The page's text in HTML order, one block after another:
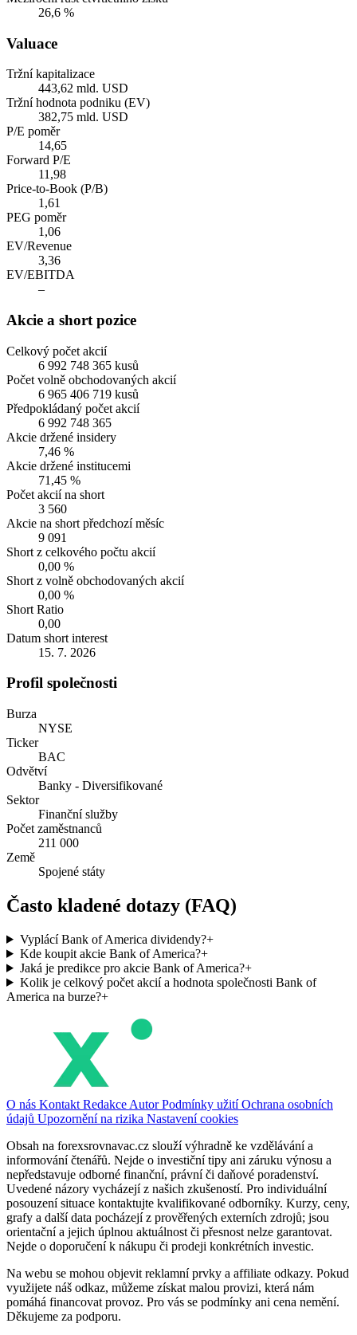
26,6 %
Valuace
Tržní kapitalizace
443,62 mld. USD
Tržní hodnota podniku (EV)
382,75 mld. USD
P/E poměr
14,65
Forward P/E
11,98
Price-to-Book (P/B)
1,61
PEG poměr
1,06
EV/Revenue
3,36
EV/EBITDA
–
Akcie a short pozice
Celkový počet akcií
6 992 748 365 kusů
Počet volně obchodovaných akcií
6 965 406 719 kusů
Předpokládaný počet akcií
6 992 748 365
Akcie držené insidery
7,46 %
Akcie držené institucemi
71,45 %
Počet akcií na short
3 560
Akcie na short předchozí měsíc
9 091
Short z celkového počtu akcií
0,00 %
Short z volně obchodovaných akcií
0,00 %
Short Ratio
0,00
Datum short interest
15. 7. 2026
Profil společnosti
Burza
NYSE
Ticker
BAC
Odvětví
Banky - Diversifikované
Sektor
Finanční služby
Počet zaměstnanců
211 000
Země
Spojené státy
Často kladené dotazy (FAQ)
Vyplácí Bank of America dividendy?+
Kde koupit akcie Bank of America?+
Jaká je predikce pro akcie Bank of America?+
Kolik je celkový počet akcií a hodnota společnosti Bank of
America na burze?+
O nás Kontakt Redakce AutorPodmínky užitíOchrana osobních
údajů Upozornění na rizika Nastavení cookies
Obsah na forexsrovnavac.cz slouží výhradně ke vzdělávání a
informování čtenářů. Nejde o investiční tipy ani záruku výnosu a
nepředstavuje odborné finanční, právní či daňové poradenství.
Uvedené názory vycházejí z našich zkušeností. Pro individuální
posouzení situace kontaktujte kvalifikované odborníky. Kurzy, ceny,
grafy a další data pocházejí z prověřených externích zdrojů; jsou
orientační a jejich úplnou aktuálnost či přesnost nelze garantovat.
Nejde o doporučení k nákupu či prodeji konkrétních investic.
Na webu se mohou objevit reklamní prvky a affiliate odkazy. Pokud
využijete náš odkaz, můžeme získat malou provizi, která nám
pomáhá financovat provoz. Pro vás se podmínky ani cena nemění.
Děkujeme za podporu.